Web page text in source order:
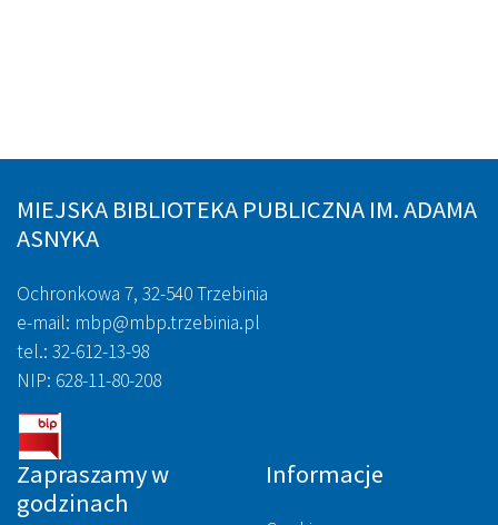
MIEJSKA BIBLIOTEKA PUBLICZNA IM. ADAMA
ASNYKA
Ochronkowa 7, 32-540 Trzebinia
e-mail: mbp@mbp.trzebinia.pl
tel.: 32-612-13-98
NIP: 628-11-80-208
Zapraszamy w
godzinach
Informacje